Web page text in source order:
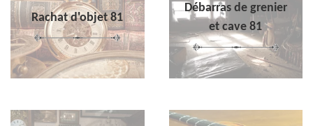
Rachat d'objet 81
Débarras de grenier
et cave 81